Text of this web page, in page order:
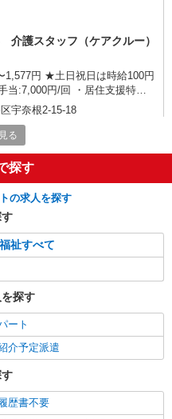
介護スタッフ（ケアクルー）
日は時給100円
当:7,000円/回 ・居住支援特別
む ※給与幅は資格・経験等によ
宇奈根2-15-18
ホーム）
介護スタッフ （ケアクル
祝日は時給100円
※給与幅は資格・経験等による
ヘルパー
祝日は時給100円
る
探す
の求人を探す
祉すべて
探す
ート
介予定派遣
歴書不要